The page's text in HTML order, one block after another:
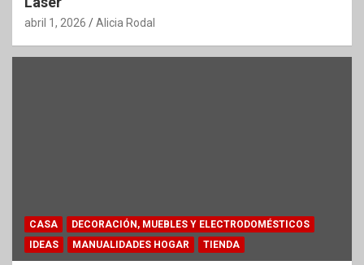
abril 1, 2026 Alicia Rodal
CASA
DECORACIÓN, MUEBLES Y ELECTRODOMÉSTICOS
IDEAS
MANUALIDADES HOGAR TIENDA